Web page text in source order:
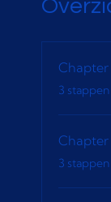
Chapter
.3 stappen
Chapter
.3 stappen